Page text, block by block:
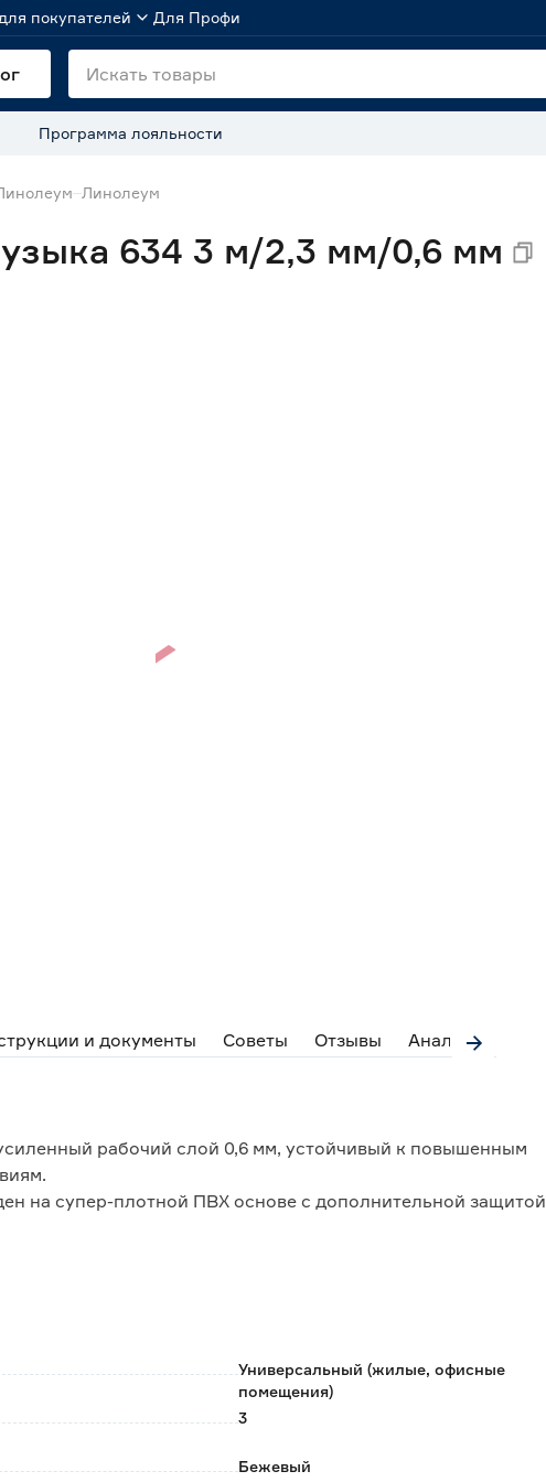
покупателей Для Профи
Программа лояльности
Линолеум
634 3 м/2,3 мм/0,6 мм
и документы Советы Отзывы Аналоги
рабочий слой 0,6 мм, устойчивый к повышенным
на супер-плотной ПВХ основе с дополнительной защитой
42 и может применяться для производственных
экологической безопасности и является
Универсальный (жилые, офисные
помещения)
3
Бежевый